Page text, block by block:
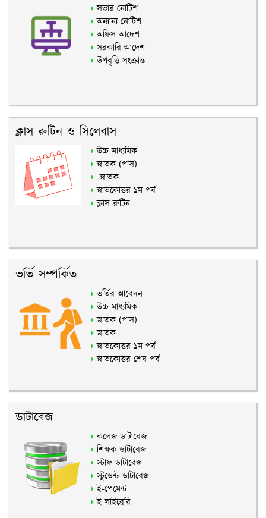
সভার নোটিশ
অন্যান্য নোটিশ
অফিস আদেশ
সরকারি আদেশ
উপবৃত্তি সংক্রান্ত
ক্লাস রুটিন ও সিলেবাস
উচ্চ মাধ্যমিক
স্নাতক (পাস)
স্নাতক
স্নাতকোত্তর ১ম পর্ব
ক্লাস রুটিন
ভর্তি সম্পর্কিত
ভর্তির আবেদন
উচ্চ মাধ্যমিক
স্নাতক (পাস)
স্নাতক
স্নাতকোত্তর ১ম পর্ব
স্নাতকোত্তর শেষ পর্ব
ডাটাবেজ
কলেজ ডাটাবেজ
শিক্ষক ডাটাবেজ
স্টাফ ডাটাবেজ
স্টুডেন্ট ডাটাবেজ
ই-পেমেন্ট
ই-লাইব্রেরি